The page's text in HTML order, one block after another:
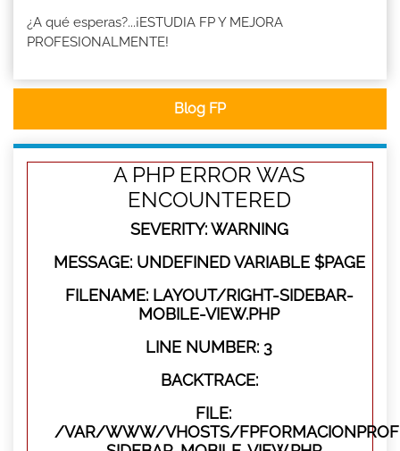
¿A qué esperas?...¡ESTUDIA FP Y MEJORA
PROFESIONALMENTE!
Blog FP
A PHP ERROR WAS
ENCOUNTERED
SEVERITY: WARNING
MESSAGE: UNDEFINED VARIABLE $PAGE
FILENAME: LAYOUT/RIGHT-SIDEBAR-
MOBILE-VIEW.PHP
LINE NUMBER: 3
BACKTRACE:
FILE:
/VAR/WWW/VHOSTS/